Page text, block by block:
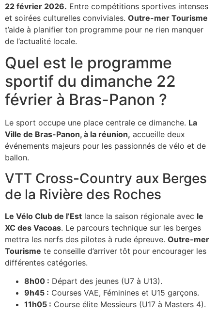
22 février 2026. Entre compétitions sportives intenses
et soirées culturelles conviviales. Outre-mer Tourisme
t’aide à planifier ton programme pour ne rien manquer
de l’actualité locale.
Quel est le programme
sportif du dimanche 22
février à Bras-Panon ?
Le sport occupe une place centrale ce dimanche. La
Ville de Bras-Panon, à la réunion, accueille deux
événements majeurs pour les passionnés de vélo et de
ballon.
VTT Cross-Country aux Berges
de la Rivière des Roches
Le Vélo Club de l’Est lance la saison régionale avec le
XC des Vacoas. Le parcours technique sur les berges
mettra les nerfs des pilotes à rude épreuve. Outre-mer
Tourisme te conseille d’arriver tôt pour encourager les
différentes catégories.
8h00 : Départ des jeunes (U7 à U13).
9h45 : Courses VAE, Féminines et U15 garçons.
11h05 : Course élite Messieurs (U17 à Masters 4).